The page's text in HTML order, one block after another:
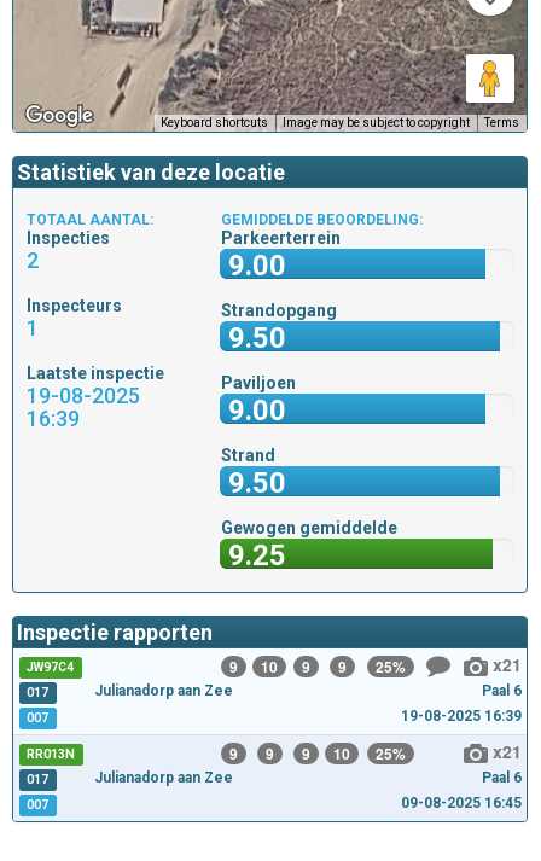
Keyboard shortcuts Image may be subject to copyright Terms
Statistiek van deze locatie
TOTAAL AANTAL:
Inspecties
2
Inspecteurs
1
Laatste inspectie
19-08-2025
16:39
GEMIDDELDE BEOORDELING:
Parkeerterrein
9.00
Strandopgang
9.50
Paviljoen
9.00
Strand
9.50
Gewogen gemiddelde
9.25
Inspectie rapporten
JW97C4 9 10 9 9 25% x21
017 Julianadorp aan Zee Paal 6
007 19-08-2025 16:39
RR013N 9 9 9 10 25% x21
017 Julianadorp aan Zee Paal 6
007 09-08-2025 16:45